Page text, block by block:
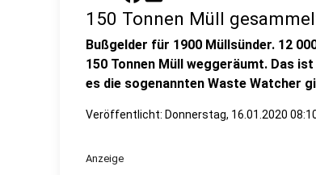
150 Tonnen Müll
Bußgelder für 1900 Müllsünder. 12
150 Tonnen Müll weggeräumt. Das
es die sogenannten Waste Watcher
Veröffentlicht: Donnerstag, 16.01.2020
Anzeige